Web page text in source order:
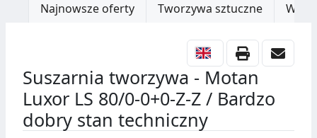
Najnowsze oferty Tworzywa sztuczne
Suszarnia tworzywa - Motan
Luxor LS 80/0-0+0-Z-Z / Bardzo
dobry stan techniczny